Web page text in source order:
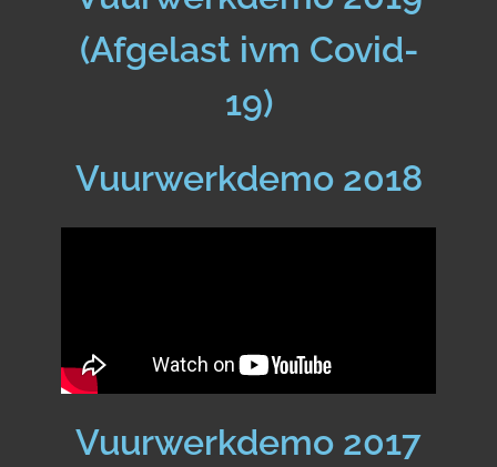
(Afgelast ivm Covid-
19)
Vuurwerkdemo 2018
Vuurwerkdemo 2017